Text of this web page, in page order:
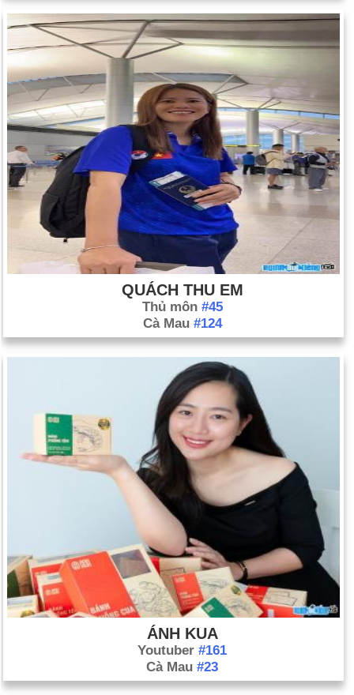
QUÁCH THU EM
Thủ môn #45
Cà Mau #124
ÁNH KUA
Youtuber #161
Cà Mau #23